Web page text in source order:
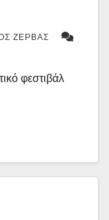
ΖΈΡΒΑΣ
φεστιβάλ